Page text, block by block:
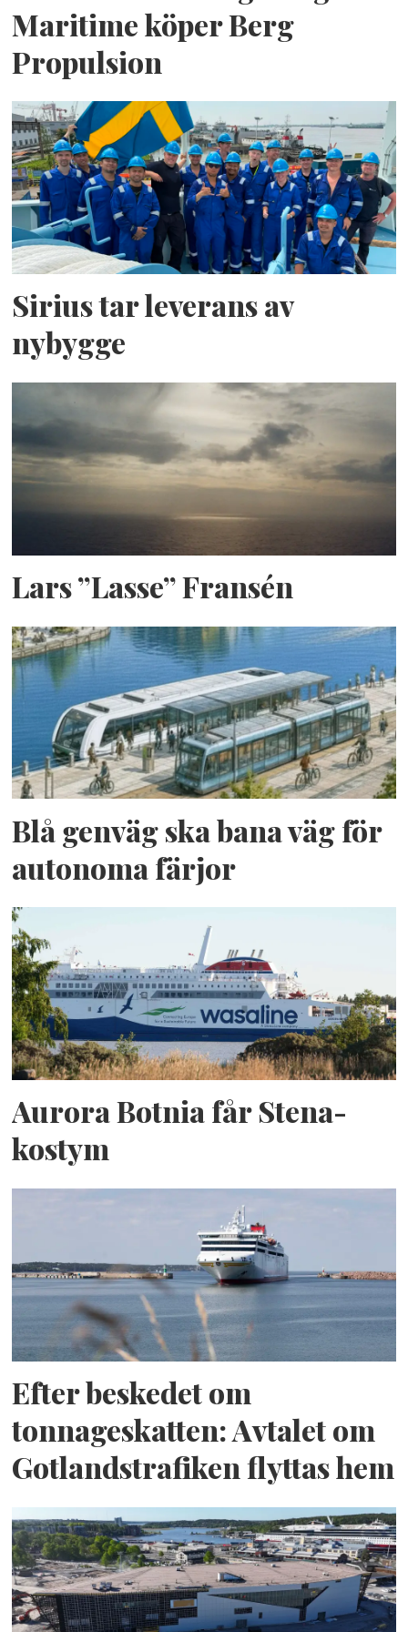
Maritime köper Berg
Propulsion
Sirius tar leverans av
nybygge
Lars ”Lasse” Fransén
Blå genväg ska bana väg för
autonoma färjor
Aurora Botnia får Stena-
kostym
Efter beskedet om
tonnageskatten: Avtalet om
Gotlandstrafiken flyttas hem